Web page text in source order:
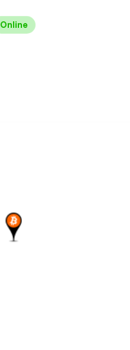
Online